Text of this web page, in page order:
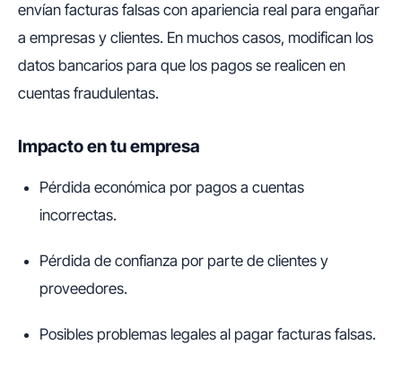
envían facturas falsas con apariencia real para engañar
a empresas y clientes. En muchos casos, modifican los
datos bancarios para que los pagos se realicen en
cuentas fraudulentas.
Impacto en tu empresa
Pérdida económica por pagos a cuentas
incorrectas.
Pérdida de confianza por parte de clientes y
proveedores.
Posibles problemas legales al pagar facturas falsas.